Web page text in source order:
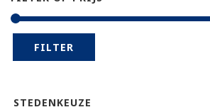
FILTER
STEDENKEUZE